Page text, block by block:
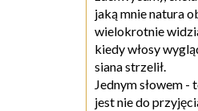
jaką mnie natura
wielokrotnie
kiedy włosy
siana strzelił.
Jednym słowem -
jest nie do